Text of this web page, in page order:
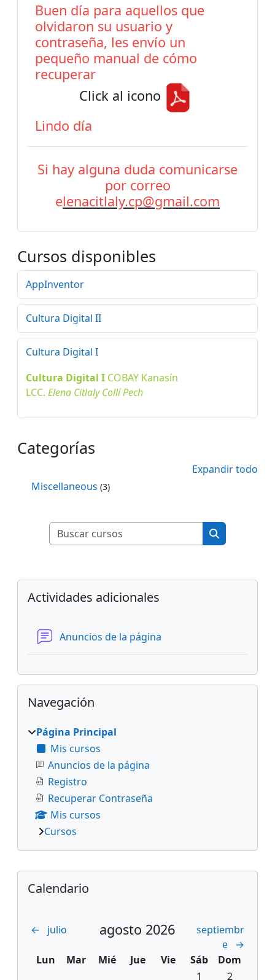
Buen día para aquellos que
olvidaron su usuario y
contraseña, les envío un
pequeño manual de cómo
recuperar
Click al icono
Lindo día
Si hay alguna duda comunicarse
por correo
elenacitlaly.cp@gmail.com
Cursos disponibles
AppInventor
Cultura Digital II
Cultura Digital I
Cultura Digital I COBAY Kanasín
LCC. Elena Citlaly Collí Pech
Categorías
Expandir todo
Miscellaneous (3)
Buscar cursos
Buscar
Bloques
Salta Actividades adicionales
Actividades adicionales
Anuncios de la página
Salta Navegación
Navegación
Página Principal
Mis cursos
Anuncios de la página
Registro
Recuperar Contraseña
Mis cursos
Cursos
Bloques suplementarios
Salta Calendario
Calendario
← julio agosto 2026
septiembr
e
→
Lunes
Lun Martes
Mar Miércoles
Mié Jueves
Jue Viernes
Vie Sábado
Sáb Domingo
Dom
Sin eventos,
1 Sin
2